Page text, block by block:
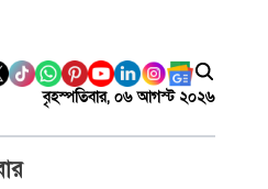
বৃহস্পতিবার, ০৬ আগস্ট ২০২৬